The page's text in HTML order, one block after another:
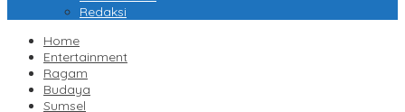
Redaksi
Home
Entertainment
Ragam
Budaya
Sumsel